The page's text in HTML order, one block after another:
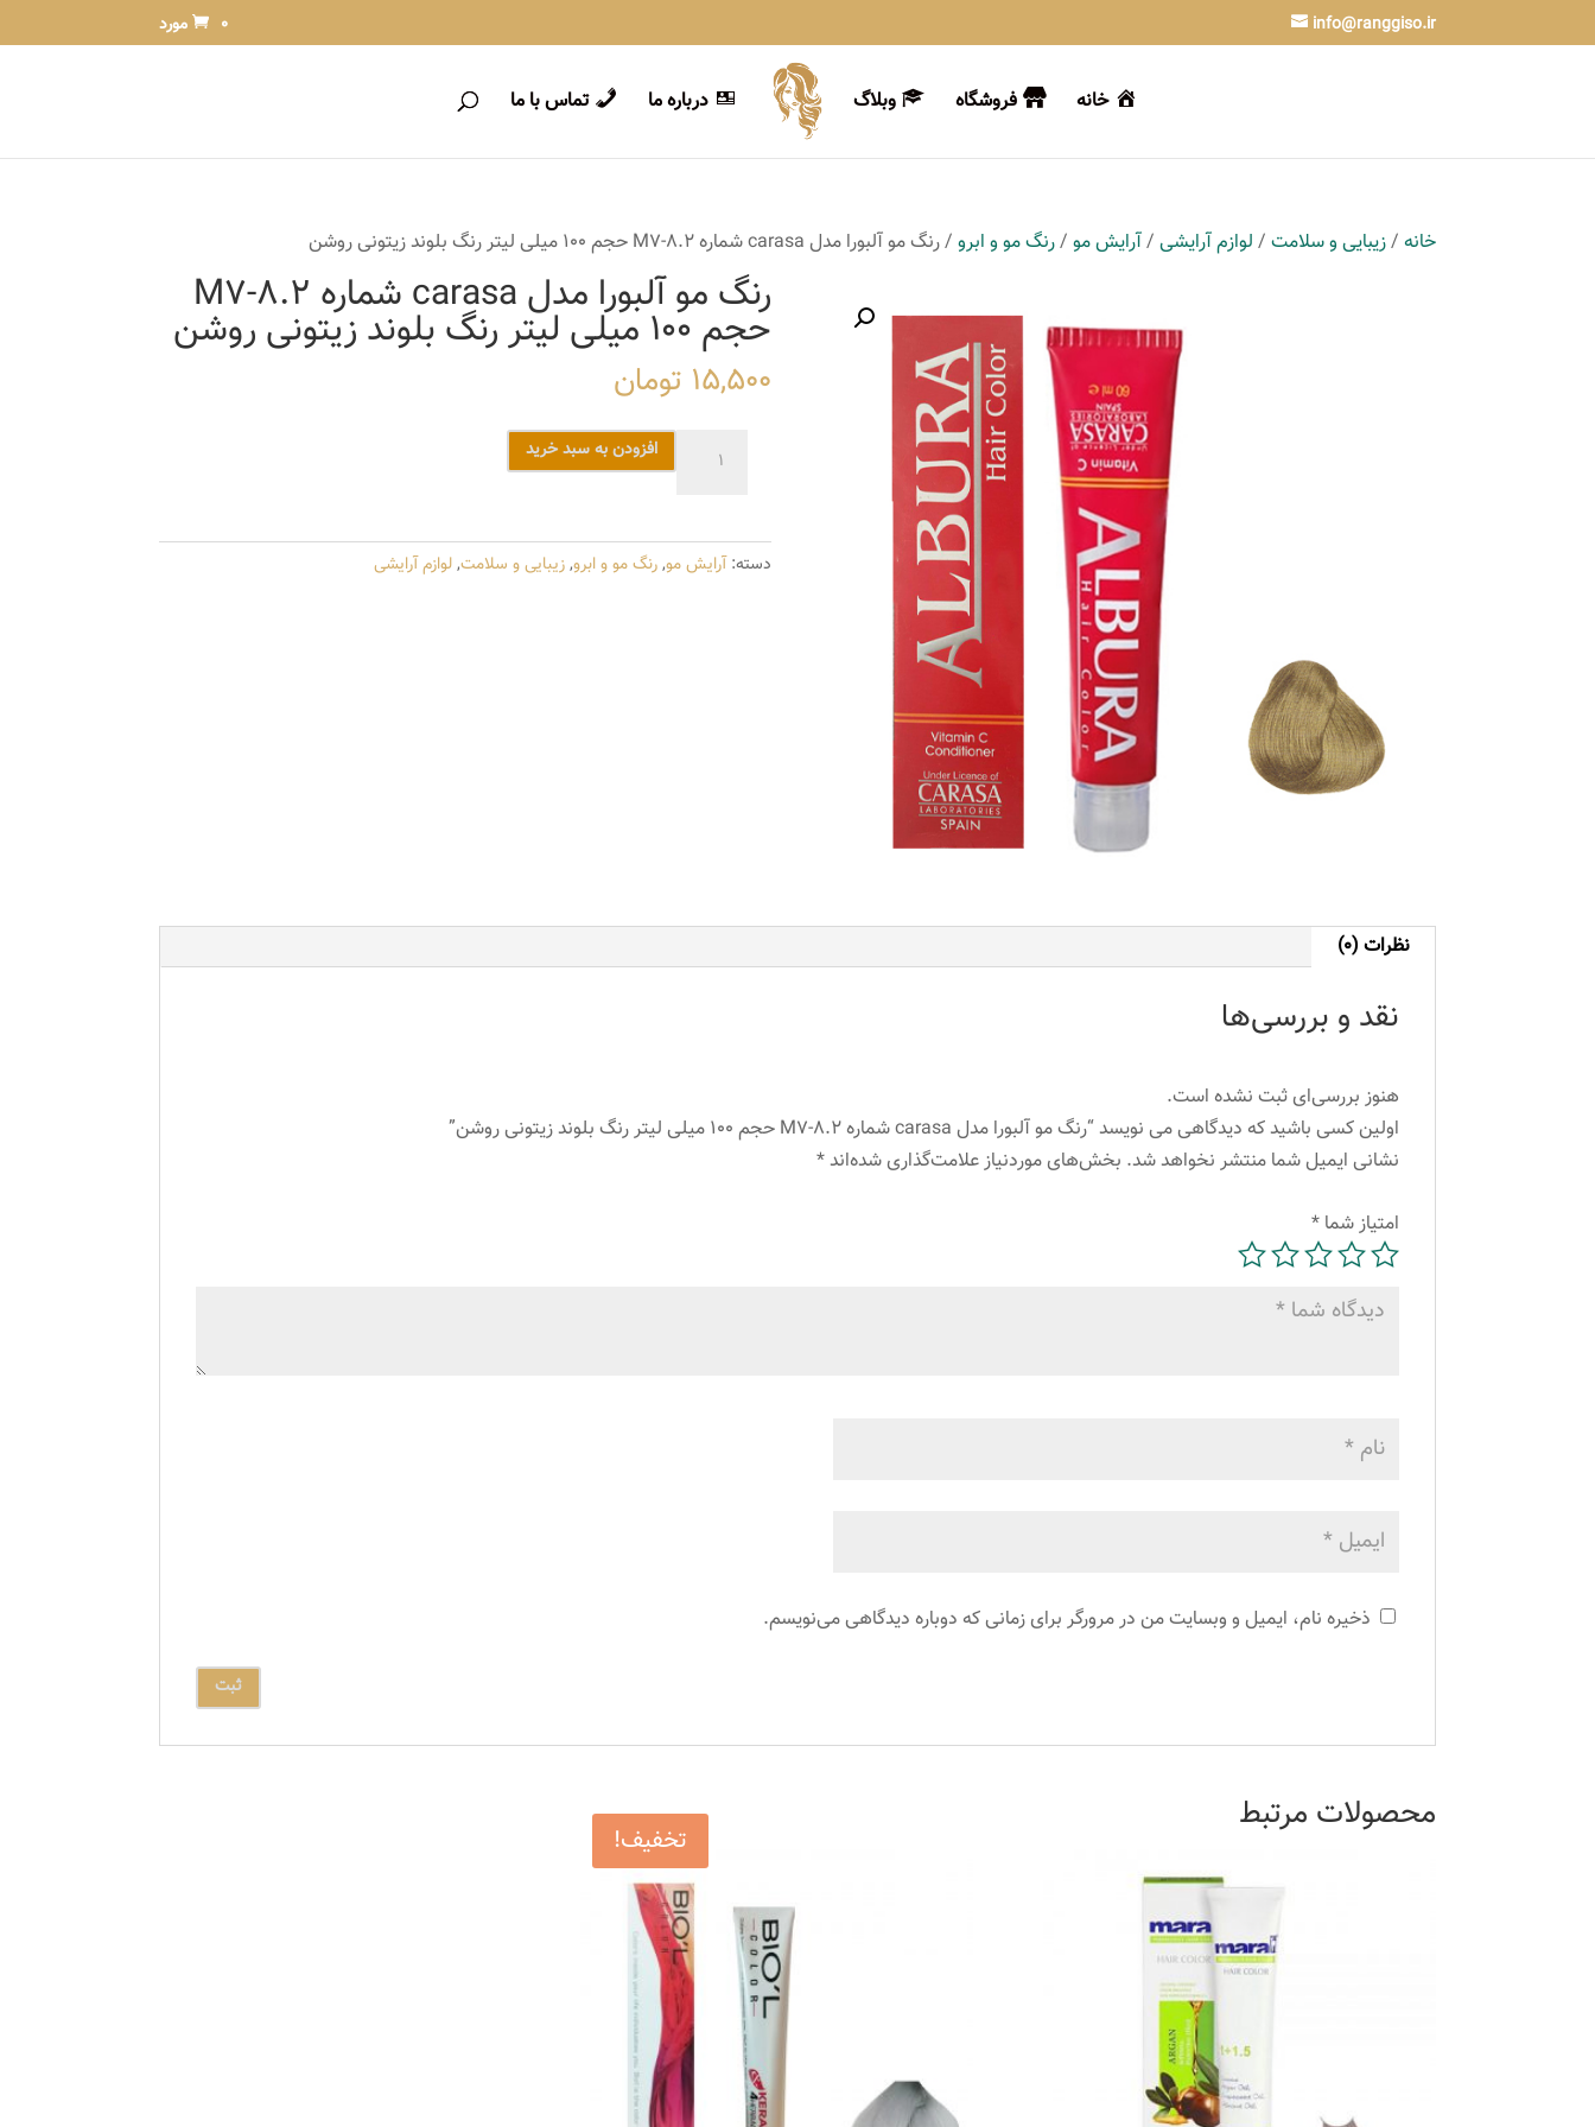
info@ranggiso.ir 0 مورد
خانه فروشگاه وبلاگ درباره ما تماس با ما
خانه /زیبایی و سلامت / لوازم آرایشی /آرایش مو /رنگ مو و ابرو / رنگ مو آلبورا مدل carasa شماره M7-8.2 حجم 100 میلی لیتر رنگ بلوند زیتونی روشن
رنگ مو آلبورا مدل carasa شماره M7-8.2
حجم 100 میلی لیتر رنگ بلوند زیتونی روشن
15,500 تومان
مدل
carasa
روشن
افزودن به سبد خرید
دسته:آرایش مو,رنگ مو و ابرو,زیبایی و سلامت,لوازم آرایشی
نظرات (0)
نقد و بررسی‌ها
هنوز بررسی‌ای ثبت نشده است.
اولین کسی باشید که دیدگاهی می نویسد “رنگ مو آلبورا مدل carasa شماره M7-8.2 حجم 100 میلی لیتر رنگ بلوند زیتونی روشن”
نشانی ایمیل شما منتشر نخواهد شد. بخش‌های موردنیاز علامت‌گذاری شده‌اند*
امتیاز شما*
ذخیره نام، ایمیل و وبسایت من در مرورگر برای زمانی که دوباره دیدگاهی می‌نویسم.
محصولات مرتبط
تخفیف!